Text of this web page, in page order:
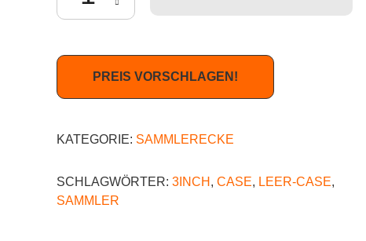
PREIS VORSCHLAGEN!
KATEGORIE: SAMMLERECKE
SCHLAGWÖRTER: 3INCH , CASE, LEER-CASE,
SAMMLER